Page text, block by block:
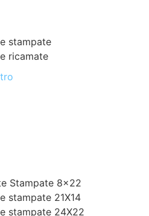
stampate
ricamate
Stampate 8×22
stampate 21X14
stampate 24X22